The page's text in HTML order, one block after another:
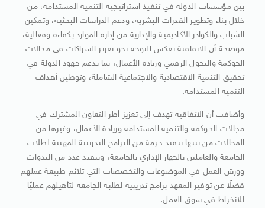
بين مؤسسات الدولة في تنفيذ استراتيجية التنمية المستدامة، من
خلال بناء وتطوير القدرات البشرية، ودعم الدراسات البحثية، وتمكين
الشباب والكوادر الأكاديمية والإدارية من إدارة الموارد بكفاءة وفعالية،
موضحة أن الاتفاقية تعكس التوجه نحو تعزيز الشراكات في مجالات
الحوكمة والتحول الرقمي وريادة الأعمال، بما يدعم جهود الدولة في
تحقيق التنمية الاقتصادية والاجتماعية الشاملة، وتوطين أهداف
التنمية المستدامة.
وأضافت أن الاتفاقية تهدف إلى تعزيز أطر التعاون المشترك في
مجالات الحوكمة والتنمية المستدامة وريادة الأعمال، وغيرها من
المجالات من بينها تنفيذ حزمة من البرامج التدريبية المهنية لطلاب
الجامعة والعاملين بالجهاز الإداري بالجامعة، وتنفيذ عدد من الندوات
وورش العمل في الموضوعات والتخصصات التي تلائم طبيعة عملهم
فضلًا عن توفير المعهد برامج تدريبية لطلبة الجامعة لتأهيلهم عمليًا
للانخراط في سوق العمل.